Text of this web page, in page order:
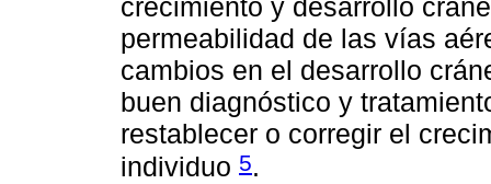
crecimiento y desarrollo
permeabilidad de las vías
cambios en el desarrollo
buen diagnóstico y
restablecer o corregir el
individuo 5.